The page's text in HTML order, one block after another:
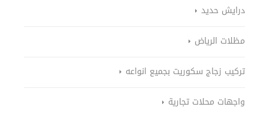
درايش حديد
مظلات الرياض
تركيب زجاج سكوريت بجميع انواعه
واجهات محلات تجارية